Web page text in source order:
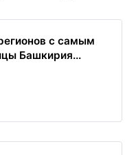
с самым
Башкирия...